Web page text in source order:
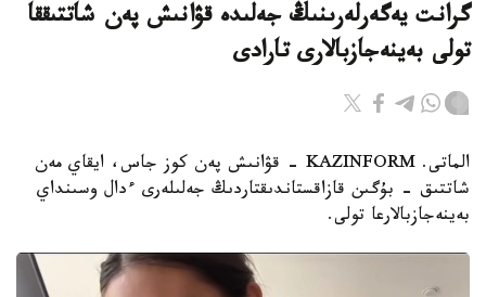
گرانت يەگەرلەرىنىڭ جەلىدە قۋانىش پەن شاتتىققا
تولى بەينەجازبالارى تارادى
الماتى. KAZINFORM - قۋانىش پەن كوز جاس، ايقاي مەن
شاتتىق - بۇگىن قازاقستاندىقتاردىڭ جەلىلەرى ءدال وسىنداي
بەينەجازبالارعا تولى.